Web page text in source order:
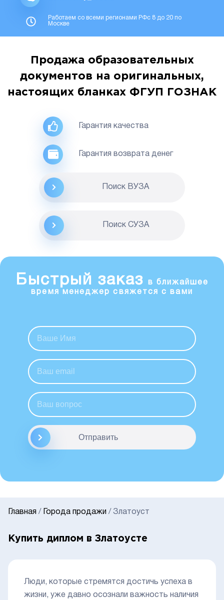
Работаем со всеми регионами РФс 8 до 20 по
Москве
Продажа образовательных
документов на оригинальных,
настоящих бланках ФГУП ГОЗНАК
Гарантия качества
Гарантия возврата денег
Поиск ВУЗА
Поиск CУЗА
Быстрый заказ
в ближайшее
время менеджер свяжется с вами
Отправить
Главная / Города продажи / Златоуст
Купить диплом в Златоусте
Люди, которые стремятся достичь успеха в
жизни, уже давно осознали важность наличия